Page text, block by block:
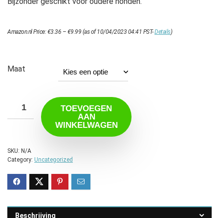
Amazon.nl Price:€3.36 – €9.99€3.36
(as of 10/04/2023 04:41 PST-Details)
Maat
TOEVOEGEN
AAN
WINKELWAGEN
SKU: N/A
Category: Uncategorized
Beschrijving